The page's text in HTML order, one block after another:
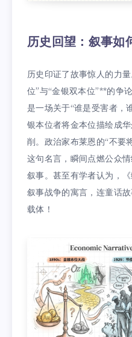
历史回望：叙事如
历史印证了故事惊人的力
位”与“金银双本位”**的争
是一场关于“谁是受害者，
银本位者将金本位描绘成
削。政治家布莱恩的“不要
这句名言，瞬间点燃公众
叙事。甚至有学者认为，
叙事战争的寓言，连童话
载体！